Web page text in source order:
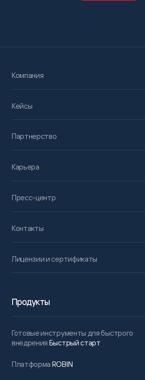
Компания
Кейсы
Партнерство
Карьера
Пресс-центр
Контакты
Лицензии и сертификаты
Продукты
Готовые инструменты для быстрого
внедрения Быстрый старт
Платформа ROBIN